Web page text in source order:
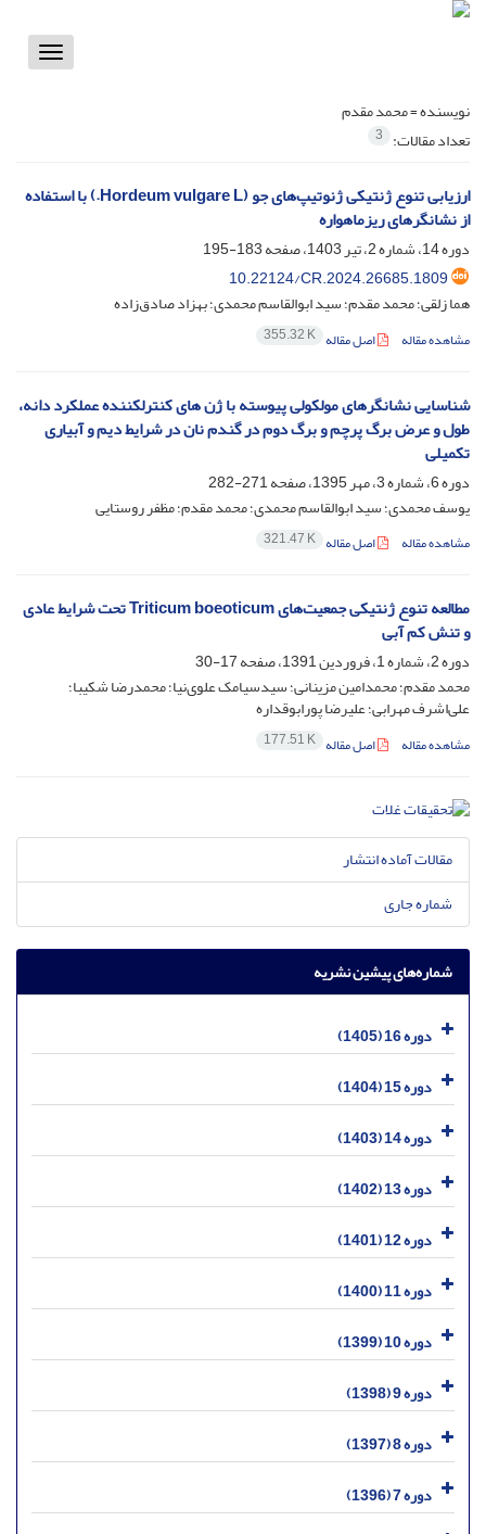
Toggle
نویسنده =محمد مقدم
تعداد مقالات: 3
ارزیابی تنوع ژنتیکی ژنوتیپ‌های جو (Hordeum vulgare L.) با استفاده
از نشانگرهای ریزماهواره
دوره 14، شماره 2، تیر 1403، صفحه
183-195
10.22124/CR.2024.26685.1809
هما زلقی؛ محمد مقدم؛ سید ابوالقاسم محمدی؛ بهزاد صادق‌زاده
مشاهده مقاله اصل مقاله 355.32 K
شناسایی نشانگرهای مولکولی پیوسته با ژن های کنترلکننده عملکرد دانه،
طول و عرض برگ پرچم و برگ دوم در گندم نان در شرایط دیم و آبیاری
تکمیلی
دوره 6، شماره 3، مهر 1395، صفحه
271-282
یوسف محمدی؛ سید ابوالقاسم محمدی؛ محمد مقدم؛ مظفر روستایی
مشاهده مقاله اصل مقاله 321.47 K
مطالعه تنوع ژنتیکی جمعیت‌های Triticum boeoticum تحت شرایط عادی
و تنش کم آبی
دوره 2، شماره 1، فروردین 1391، صفحه
17-30
محمد مقدم؛ محمدامین مزینانی؛ سیدسیامک علوی‌نیا؛ محمدرضا شکیبا؛
علی‌اشرف مهرابی؛ علیرضا پورابوقداره
مشاهده مقاله اصل مقاله 177.51 K
مقالات آماده انتشار
شماره جاری
شماره‌های پیشین نشریه
دوره 16 (1405)
دوره 15 (1404)
دوره 14 (1403)
دوره 13 (1402)
دوره 12 (1401)
دوره 11 (1400)
دوره 10 (1399)
دوره 9 (1398)
دوره 8 (1397)
دوره 7 (1396)